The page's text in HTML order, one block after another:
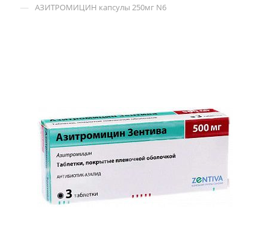
— АЗИТРОМИЦИН капсулы 250мг N6